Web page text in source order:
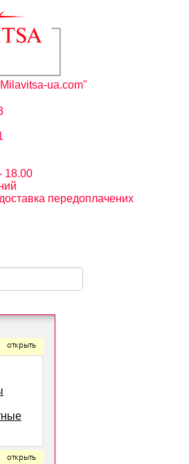
ua.com"
18.00
передоплачених
открыть
открыть